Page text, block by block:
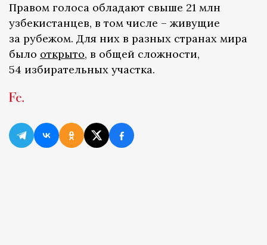
Правом голоса обладают свыше 21 млн
узбекистанцев, в том числе – живущие
за рубежом. Для них в разных странах мира
было открыто, в общей сложности,
54 избирательных участка.